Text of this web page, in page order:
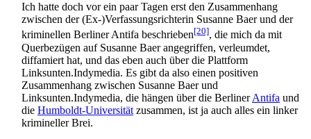
Ich hatte doch vor ein paar Tagen erst den Zusammenhang
zwischen der (Ex-)Verfassungs­richterin Susanne Baer und der
kriminellen Berliner Antifa beschrieben[20], die mich da mit
Querbezügen auf Susanne Baer angegriffen, verleumdet,
diffamiert hat, und das eben auch über die Plattform
Linksunten.Indymedia. Es gibt da also einen positiven
Zusammenhang zwischen Susanne Baer und
Linksunten.Indymedia, die hängen über die BerlinerAntifa und
die Humboldt-Universität zusammen, ist ja auch alles ein linker
krimineller Brei.